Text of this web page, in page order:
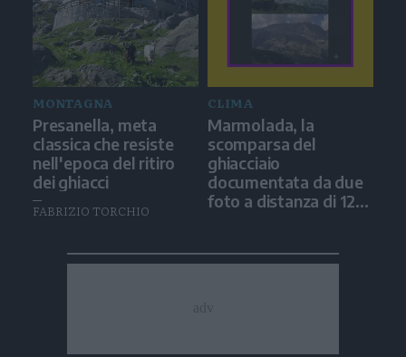
MONTAGNA
Presanella, meta
classica che resiste
nell'epoca del ritiro
dei ghiacci
FABRIZIO TORCHIO
CLIMA
Marmolada, la
scomparsa del
ghiacciaio
documentata da due
foto a distanza di 12